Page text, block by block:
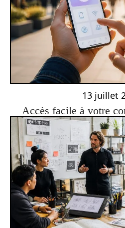
13 juillet
Accès facile à votre